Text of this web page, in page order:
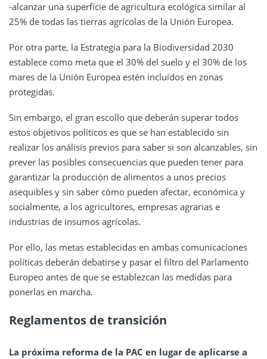
-alcanzar una superficie de agricultura ecológica similar al
25% de todas las tierras agrícolas de la Unión Europea.
Por otra parte, la Estrategia para la Biodiversidad 2030
establece como meta que el 30% del suelo y el 30% de los
mares de la Unión Europea estén incluídos en zonas
protegidas.
Sin embargo, el gran escollo que deberán superar todos
estos objetivos políticos es que se han establecido sin
realizar los análisis previos para saber si son alcanzables, sin
prever las posibles consecuencias que pueden tener para
garantizar la producción de alimentos a unos precios
asequibles y sin saber cómo pueden afectar, económica y
socialmente, a los agricultores, empresas agrarias e
industrias de insumos agrícolas.
Por ello, las metas establecidas en ambas comunicaciones
políticas deberán debatirse y pasar el filtro del Parlamento
Europeo antes de que se establezcan las medidas para
ponerlas en marcha.
Reglamentos de transición
La próxima reforma de la PAC en lugar de aplicarse a